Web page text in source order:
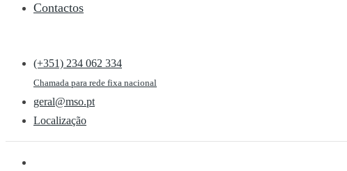
Contactos
(+351) 234 062 334
Chamada para rede fixa nacional
geral@mso.pt
Localização